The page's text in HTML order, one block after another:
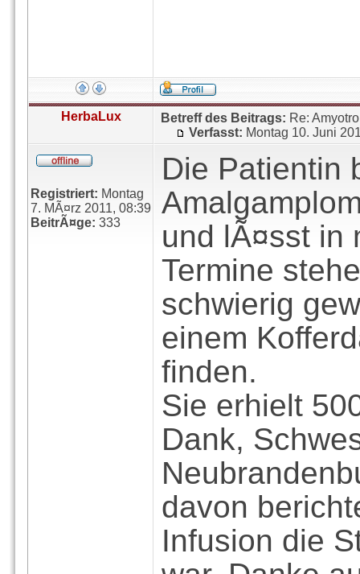
HerbaLux Betreff des Beitrags: Re:
Verfasst: Montag 10. Juni
Registriert: Montag
7. MÃ¤rz 2011, 08:39
BeitrÃ¤ge: 333
Die Patientin
und lÃ¤sst in
Termine
schwierig
einem
finden.
Sie erhielt
Dank,
davon
Infusion die